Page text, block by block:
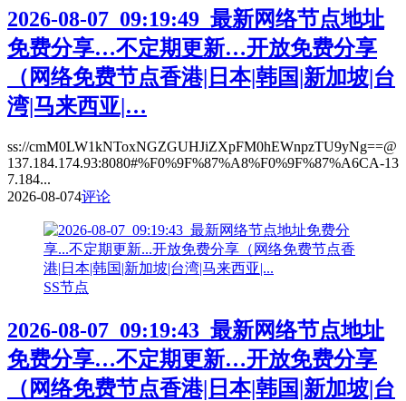
2026-08-07_09:19:49_最新网络节点地址
免费分享…不定期更新…开放免费分享
（网络免费节点香港|日本|韩国|新加坡|台
湾|马来西亚|…
ss://cmM0LW1kNToxNGZGUHJiZXpFM0hEWnpzTU9yNg==@
137.184.174.93:8080#%F0%9F%87%A8%F0%9F%87%A6CA-13
7.184...
2026-08-074评论
SS节点
2026-08-07_09:19:43_最新网络节点地址
免费分享…不定期更新…开放免费分享
（网络免费节点香港|日本|韩国|新加坡|台